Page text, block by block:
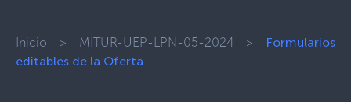
Inicio > MITUR-UEP-LPN-05-2024 >
Formularios
editables de la Oferta